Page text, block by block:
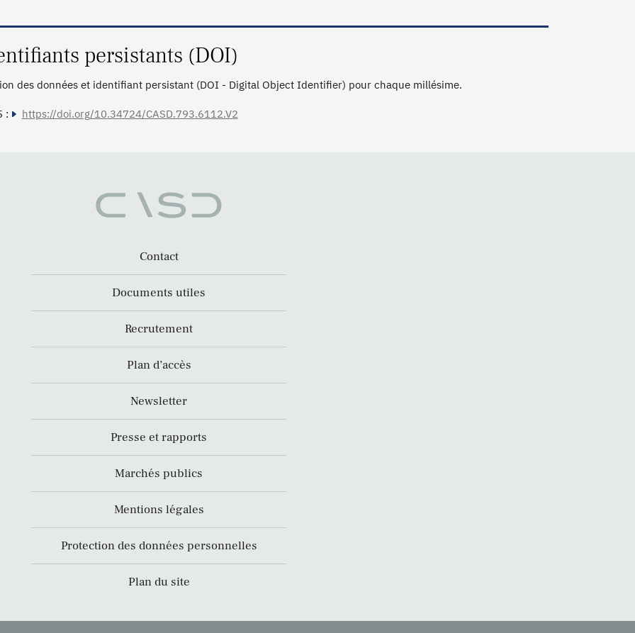
persistants (DOI)
des données et identifiant persistant (DOI - Digital Object Identifier) pour chaque millésime.
: https://doi.org/10.34724/CASD.793.6112.V2
Contact
Documents utiles
Recrutement
Plan d’accès
Newsletter
Presse et rapports
Marchés publics
Mentions légales
Protection des données personnelles
Plan du site